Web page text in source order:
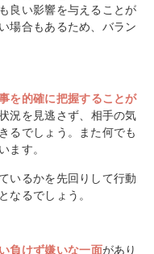
良い影響を与えることが
場合もあるため、バラン
を的確に把握することが
況を見逃さず、相手の気
るでしょう。また何でも
ます。
いるかを先回りして行動
なるでしょう。
負けず嫌いな一面があり